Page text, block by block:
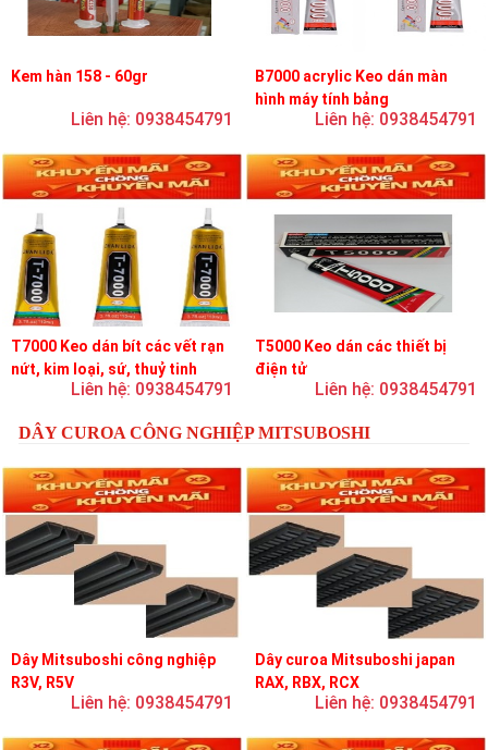
Kem hàn 158 - 60gr
Liên hệ: 0938454791
B7000 acrylic Keo dán màn
hình máy tính bảng
Liên hệ: 0938454791
T7000 Keo dán bít các vết rạn
nứt, kim loại, sứ, thuỷ tinh
Liên hệ: 0938454791
T5000 Keo dán các thiết bị
điện tử
Liên hệ: 0938454791
DÂY CUROA CÔNG NGHIỆP MITSUBOSHI
Dây Mitsuboshi công nghiệp
R3V, R5V
Liên hệ: 0938454791
Dây curoa Mitsuboshi japan
RAX, RBX, RCX
Liên hệ: 0938454791